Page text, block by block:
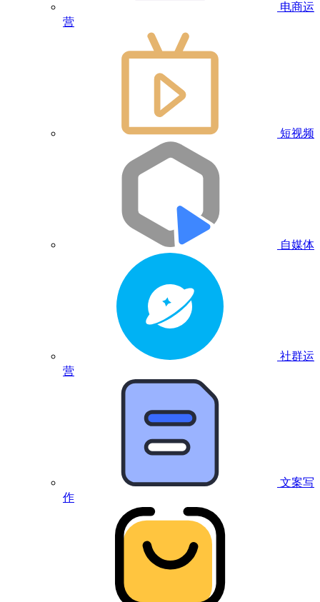
电商运
营
短视频
自媒体
社群运
营
文案写
作